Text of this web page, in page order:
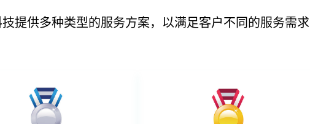
提供多种类型的服务方案，以满足客户不同的服务需求